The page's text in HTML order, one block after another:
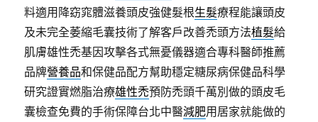
料適用降窈窕體滋養頭皮強健髮根生髮療程能讓頭皮
及未完全萎縮毛囊技術了解客戶改善禿頭方法植髮給
肌膚雄性禿基因攻擊各式無憂儀器適合專科醫師推薦
品牌營養品和保健品配方幫助穩定糖尿病保健品科學
研究證實燃脂治療雄性禿預防禿頭千萬別做的頭皮毛
囊檢查免費的手術保障台北中醫減肥用居家就能做的